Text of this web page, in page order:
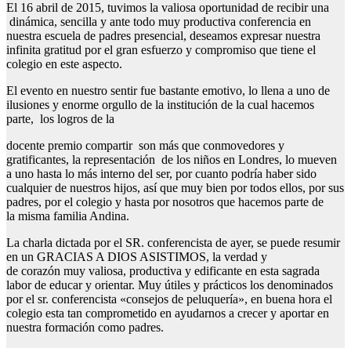
El 16 abril de 2015, tuvimos la valiosa oportunidad de recibir una
dinámica, sencilla y ante todo muy productiva conferencia en
nuestra escuela de padres presencial, deseamos expresar nuestra
infinita gratitud por el gran esfuerzo y compromiso que tiene el
colegio en este aspecto.
El evento en nuestro sentir fue bastante emotivo, lo llena a uno de
ilusiones y enorme orgullo de la institución de la cual hacemos
parte, los logros de la
docente premio compartir son más que conmovedores y
gratificantes, la representación de los niños en Londres, lo mueven
a uno hasta lo más interno del ser, por cuanto podría haber sido
cualquier de nuestros hijos, así que muy bien por todos ellos, por sus
padres, por el colegio y hasta por nosotros que hacemos parte de
la misma familia Andina.
La charla dictada por el SR. conferencista de ayer, se puede resumir
en un GRACIAS A DIOS ASISTIMOS, la verdad y
de corazón muy valiosa, productiva y edificante en esta sagrada
labor de educar y orientar. Muy útiles y prácticos los denominados
por el sr. conferencista «consejos de peluquería», en buena hora el
colegio esta tan comprometido en ayudarnos a crecer y aportar en
nuestra formación como padres.